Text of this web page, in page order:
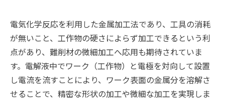
電気化学反応を利用した金属加工法であり、工具の消耗
が無いこと、工作物の硬さによらず加工できるという利
点があり、難削材の微細加工へ応用も期待されていま
す。電解液中でワーク（工作物）と電極を対向して設置
し電流を流すことにより、ワーク表面の金属分を溶解さ
せることで、精密な形状の加工や微細な加工を実現しま